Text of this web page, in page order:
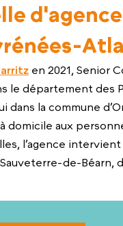
en 2021, Senior
le département des
dans la commune
domicile aux
l’agence
Sauveterre-de-